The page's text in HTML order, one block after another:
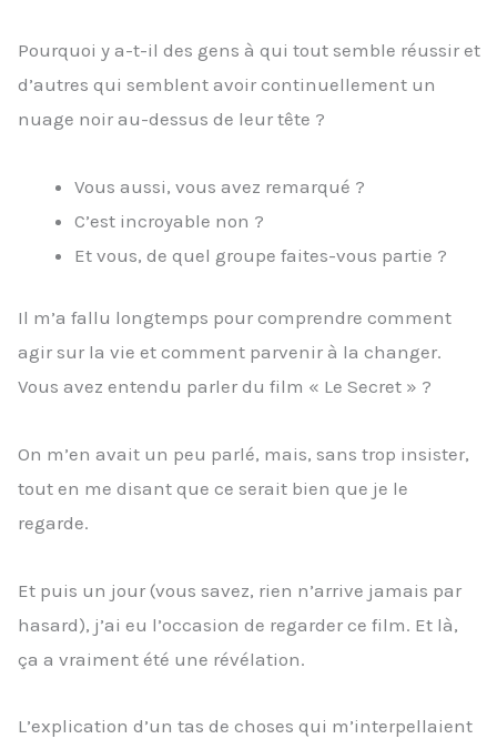
Pourquoi y a-t-il des gens à qui tout semble réussir et
d’autres qui semblent avoir continuellement un
nuage noir au-dessus de leur tête ?
Vous aussi, vous avez remarqué ?
C’est incroyable non ?
Et vous, de quel groupe faites-vous partie ?
Il m’a fallu longtemps pour comprendre comment
agir sur la vie et comment parvenir à la changer.
Vous avez entendu parler du film « Le Secret » ?
On m’en avait un peu parlé, mais, sans trop insister,
tout en me disant que ce serait bien que je le
regarde.
Et puis un jour (vous savez, rien n’arrive jamais par
hasard), j’ai eu l’occasion de regarder ce film. Et là,
ça a vraiment été une révélation.
L’explication d’un tas de choses qui m’interpellaient